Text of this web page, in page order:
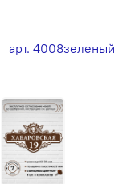
арт. 4008зеленый